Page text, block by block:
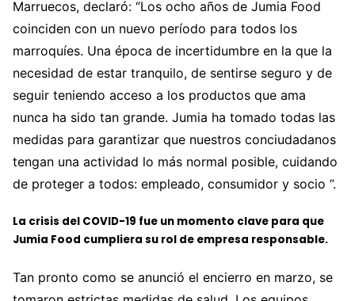
Marruecos, declaró: “Los ocho años de Jumia Food
coinciden con un nuevo período para todos los
marroquíes. Una época de incertidumbre en la que la
necesidad de estar tranquilo, de sentirse seguro y de
seguir teniendo acceso a los productos que ama
nunca ha sido tan grande. Jumia ha tomado todas las
medidas para garantizar que nuestros conciudadanos
tengan una actividad lo más normal posible, cuidando
de proteger a todos: empleado, consumidor y socio ”.
La crisis del COVID-19 fue un momento clave para que
Jumia Food cumpliera su rol de empresa responsable.
Tan pronto como se anunció el encierro en marzo, se